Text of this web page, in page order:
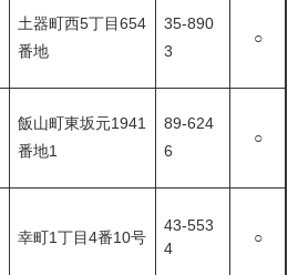
土器町西5丁目654
番地
35-890
3
○
飯山町東坂元1941
番地1
89-624
6
○
幸町1丁目4番10号
43-553
4
○